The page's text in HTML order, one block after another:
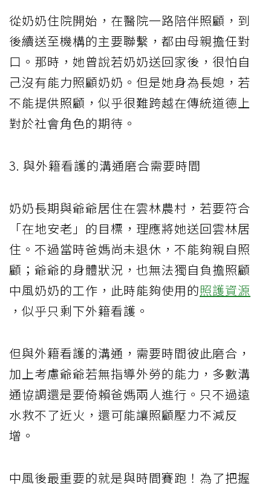
從奶奶住院開始，在醫院一路陪伴照顧，到
後續送至機構的主要聯繫，都由母親擔任對
口。那時，她曾說若奶奶送回家後，很怕自
己沒有能力照顧奶奶。但是她身為長媳，若
不能提供照顧，似乎很難跨越在傳統道德上
對於社會角色的期待。
3. 與外籍看護的溝通磨合需要時間
奶奶長期與爺爺居住在雲林農村，若要符合
「在地安老」的目標，理應將她送回雲林居
住。不過當時爸媽尚未退休，不能夠親自照
顧；爺爺的身體狀況，也無法獨自負擔照顧
中風奶奶的工作，此時能夠使用的照護資源
，似乎只剩下外籍看護。
但與外籍看護的溝通，需要時間彼此磨合，
加上考慮爺爺若無指導外勞的能力，多數溝
通協調還是要倚賴爸媽兩人進行。只不過遠
水救不了近火，還可能讓照顧壓力不減反
增。
中風後最重要的就是與時間賽跑！為了把握